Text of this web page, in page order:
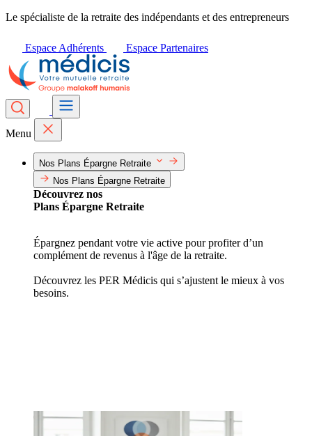
Le spécialiste de la retraite des indépendants et des entrepreneurs
Espace Adhérents Espace Partenaires
Menu
Nos Plans Épargne Retraite
Nos Plans Épargne Retraite
Découvrez nos
Plans Épargne Retraite
Épargnez pendant votre vie active pour profiter d’un
complément de revenus à l'âge de la retraite.
Découvrez les PER Médicis qui s’ajustent le mieux à vos
besoins.